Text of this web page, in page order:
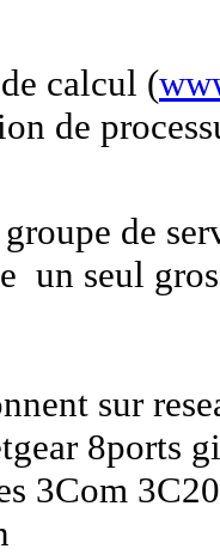
calcul (
de
de
un seul
sur
8ports
3Com